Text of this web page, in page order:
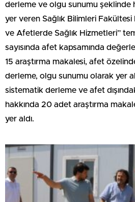
derleme ve olgu sunumu şeklinde
yer veren Sağlık Bilimleri Fakültesi
ve Afetlerde Sağlık Hizmetleri”
sayısında afet kapsamında
15 araştırma makalesi, afet
derleme, olgu sunumu olarak yer
sistematik derleme ve afet
hakkında 20 adet araştırma
yer aldı.